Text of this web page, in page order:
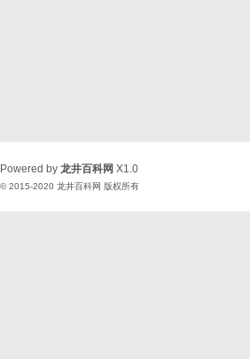
Powered by 龙井百科网 X1.0
© 2015-2020 龙井百科网 版权所有